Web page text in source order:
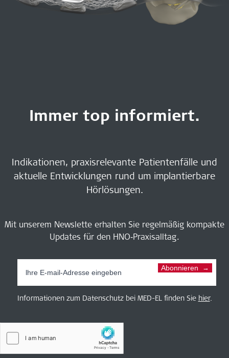
Immer top informiert.
Indikationen, praxisrelevante Patientenfälle und
aktuelle Entwicklungen rund um implantierbare
Hörlösungen.
Mit unserem Newslette erhalten Sie regelmäßig kompakte
Updates für den HNO‑Praxisalltag.
Abonnieren
Informationen zum Datenschutz bei MED-EL finden Sie hier.